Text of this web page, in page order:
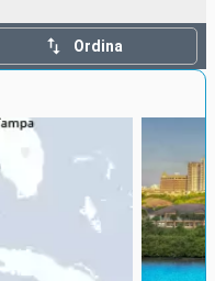
Compagnie
Ordina